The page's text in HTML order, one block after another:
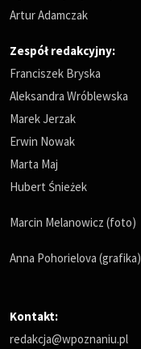
Artur Adamczak
Zespół redakcyjny:
Franciszek Bryska
Aleksandra Wróblewska
Marek Jerzak
Erwin Nowak
Marta Maj
Hubert Śnieżek
Marcin Melanowicz (foto)
Anna Pohorielova (grafika)
Kontakt:
redakcja@wpoznaniu.pl